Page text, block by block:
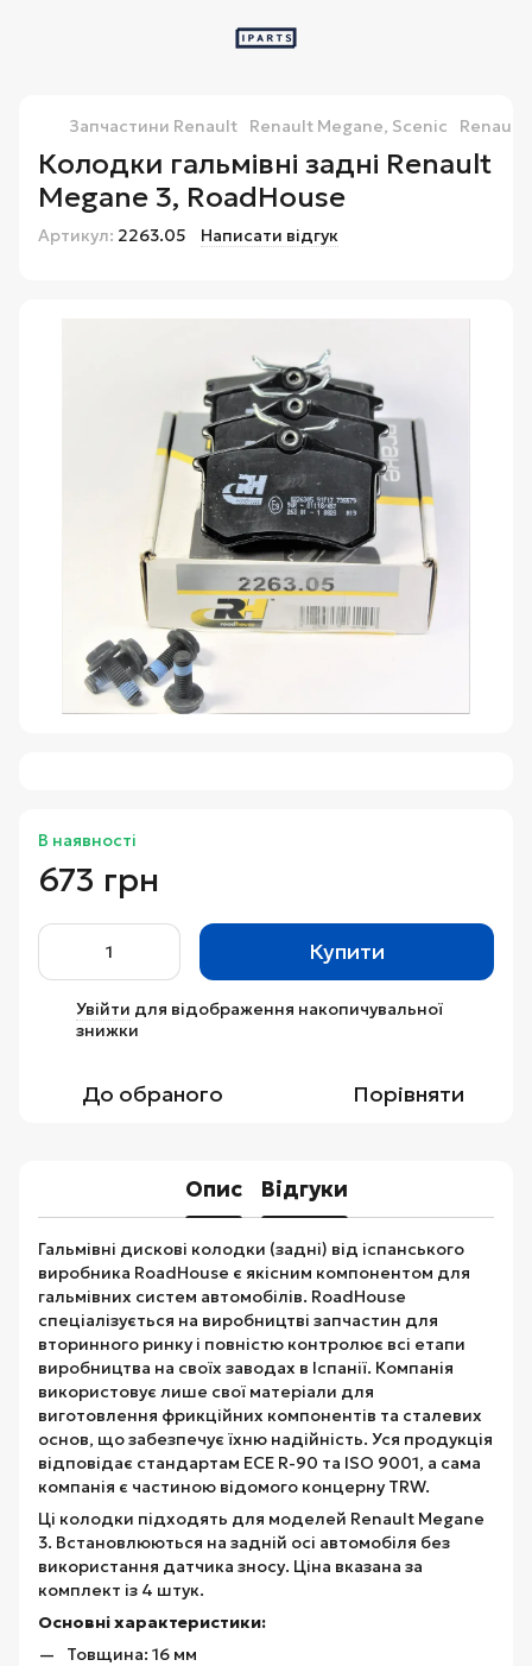
Запчастини Renault Renault Megane, Scenic Renault
Колодки гальмівні задні Renault
Megane 3, RoadHouse
Артикул: 2263.05 Написати відгук
В наявності
673 грн
Купити
Увійти для відображення накопичувальної
знижки
До обраного Порівняти
Опис Відгуки
Гальмівні дискові колодки (задні) від іспанського
виробника RoadHouse є якісним компонентом для
гальмівних систем автомобілів. RoadHouse
спеціалізується на виробництві запчастин для
вторинного ринку і повністю контролює всі етапи
виробництва на своїх заводах в Іспанії. Компанія
використовує лише свої матеріали для
виготовлення фрикційних компонентів та сталевих
основ, що забезпечує їхню надійність. Уся продукція
відповідає стандартам ECE R-90 та ISO 9001, а сама
компанія є частиною відомого концерну TRW.
Ці колодки підходять для моделей Renault Megane
3. Встановлюються на задній осі автомобіля без
використання датчика зносу. Ціна вказана за
комплект із 4 штук.
Основні характеристики:
Товщина: 16 мм